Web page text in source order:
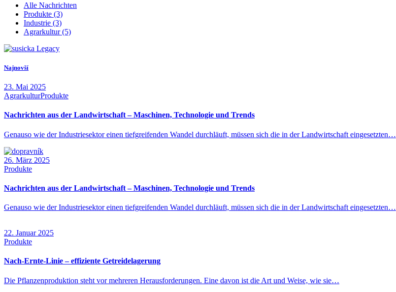
Alle Nachrichten
Produkte (3)
Industrie (3)
Agrarkultur(5)
Najnovší
23. Mai 2025
AgrarkulturProdukte
Nachrichten aus der Landwirtschaft – Maschinen, Technologie und Trends
Genauso wie der Industriesektor einen tiefgreifenden Wandel durchläuft, müssen sich die in der Landwirtschaft eingesetzten…
26. März 2025
Produkte
Nachrichten aus der Landwirtschaft – Maschinen, Technologie und Trends
Genauso wie der Industriesektor einen tiefgreifenden Wandel durchläuft, müssen sich die in der Landwirtschaft eingesetzten…
22. Januar 2025
Produkte
Nach-Ernte-Linie – effiziente Getreidelagerung
Die Pflanzenproduktion steht vor mehreren Herausforderungen. Eine davon ist die Art und Weise, wie sie…